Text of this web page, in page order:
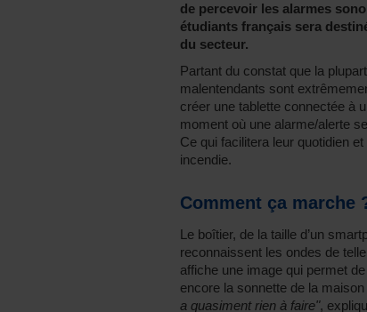
de percevoir les alarmes
étudiants français sera
du secteur.
Partant du constat que la
malentendants sont
créer une tablette connectée à
moment où une alarme/alerte
Ce qui facilitera leur quotidien
incendie.
Comment ça marche
Le boîtier, de la taille d’un
reconnaissent les ondes de
affiche une image qui permet
encore la sonnette de la maison
a quasiment rien à faire",